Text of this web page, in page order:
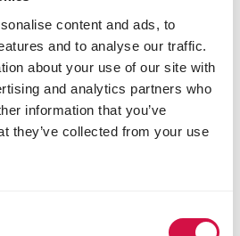
content and ads, to
and to analyse our traffic.
about your use of our site with
and analytics partners who
information that you’ve
they’ve collected from your use
t-il de selles trop